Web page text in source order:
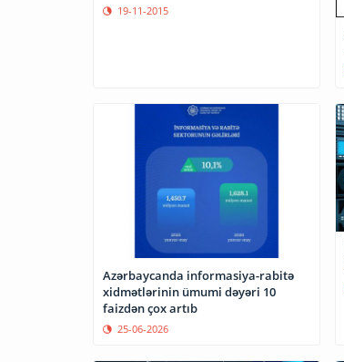
19-11-2015
Azərbaycanda informasiya-rabitə
xidmətlərinin ümumi dəyəri 10
faizdən çox artıb
25-06-2026